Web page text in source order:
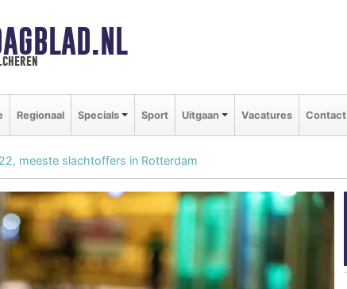
Regionaal Specials Sport Uitgaan Vacatures Contact
meeste slachtoffers in Rotterdam